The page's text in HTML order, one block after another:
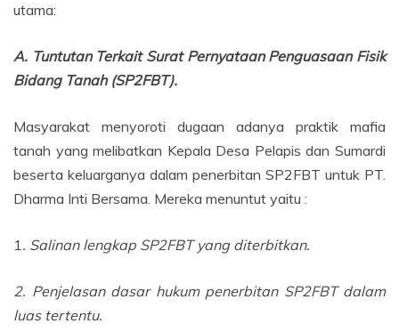
utama:
A. Tuntutan Terkait Surat Pernyataan Penguasaan Fisik
Bidang Tanah (SP2FBT).
Masyarakat menyoroti dugaan adanya praktik mafia
tanah yang melibatkan Kepala Desa Pelapis dan Sumardi
beserta keluarganya dalam penerbitan SP2FBT untuk PT.
Dharma Inti Bersama. Mereka menuntut yaitu :
1. Salinan lengkap SP2FBT yang diterbitkan.
2. Penjelasan dasar hukum penerbitan SP2FBT dalam
luas tertentu.